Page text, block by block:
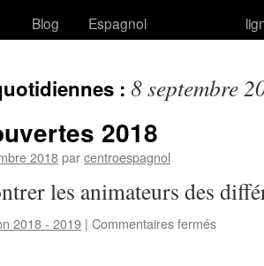
Blog
Espagnol
: 8 septembre
2018
2018parcentroespagnol
les animateurs des
2018 - 2019 | Commentaires fermés